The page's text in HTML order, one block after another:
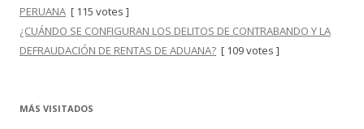
PERUANA [ 115 votes ]
¿CUÁNDO SE CONFIGURAN LOS DELITOS DE CONTRABANDO Y LA
DEFRAUDACIÓN DE RENTAS DE ADUANA? [ 109 votes ]
MÁS VISITADOS